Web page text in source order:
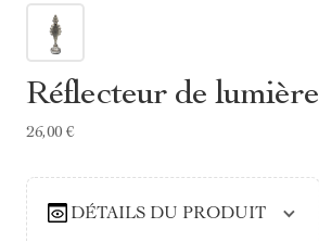
Réflecteur de lumière
26,00 €
DÉTAILS DU PRODUIT